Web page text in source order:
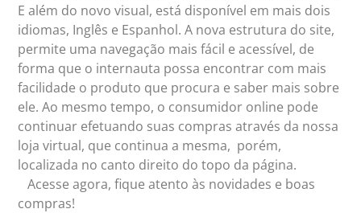
E além do novo visual, está disponível em mais dois
idiomas, Inglês e Espanhol. A nova estrutura do site,
permite uma navegação mais fácil e acessível, de
forma que o internauta possa encontrar com mais
facilidade o produto que procura e saber mais sobre
ele. Ao mesmo tempo, o consumidor online pode
continuar efetuando suas compras através da nossa
loja virtual, que continua a mesma, porém,
localizada no canto direito do topo da página.
Acesse agora, fique atento às novidades e boas
compras!